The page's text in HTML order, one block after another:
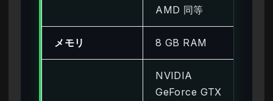
AMD 同等
メモリ 8 GB RAM
NVIDIA
GeForce GTX